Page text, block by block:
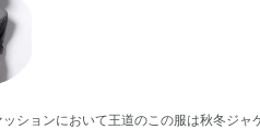
ョンにおいて王道のこの服は秋冬ジ